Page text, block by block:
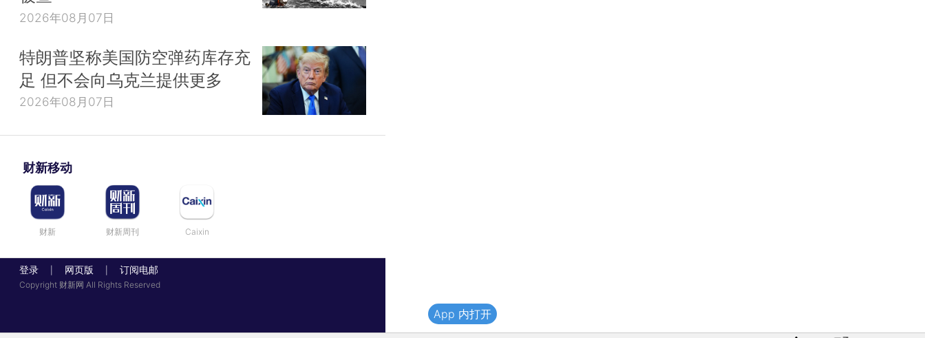
2026年08月07日
特朗普坚称美国防空弹药库存充
足 但不会向乌克兰提供更多
2026年08月07日
财新移动
财新 财新周刊 Caixin
登录 网页版 订阅电邮
Copyright 财新网 All Rights Reserved
App 内打开